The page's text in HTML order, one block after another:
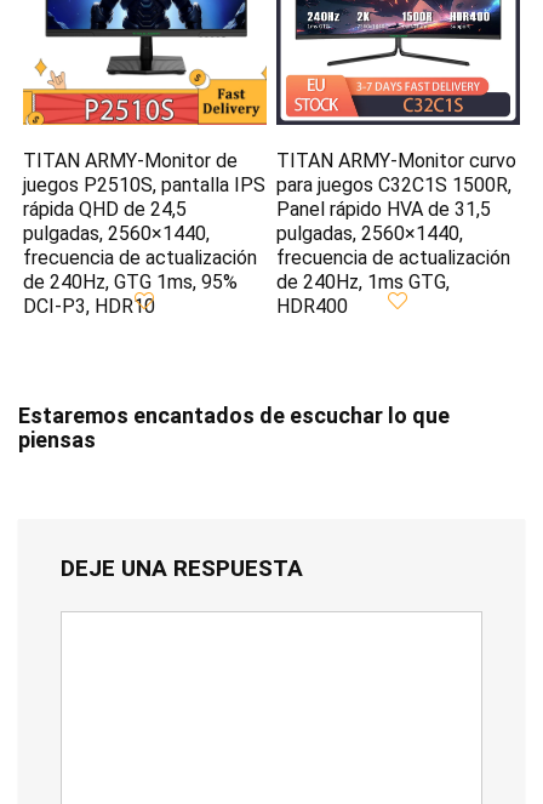
TITAN ARMY-Monitor de
juegos P2510S, pantalla IPS
rápida QHD de 24,5
pulgadas, 2560×1440,
frecuencia de actualización
de 240Hz, GTG 1ms, 95%
DCI-P3, HDR10
TITAN ARMY-Monitor curvo
para juegos C32C1S 1500R,
Panel rápido HVA de 31,5
pulgadas, 2560×1440,
frecuencia de actualización
de 240Hz, 1ms GTG,
HDR400
Estaremos encantados de escuchar lo que
piensas
DEJE UNA RESPUESTA